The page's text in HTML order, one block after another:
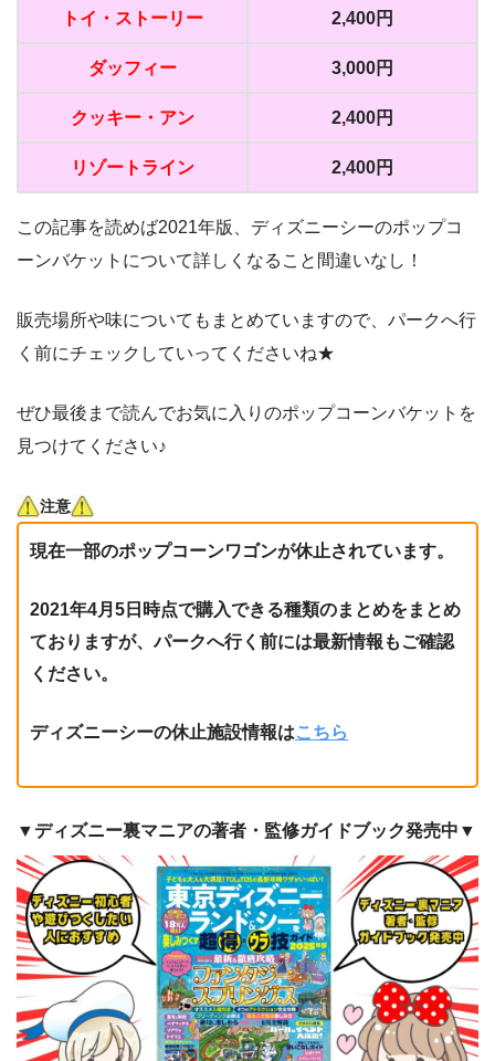
トイ・ストーリー 2,400円
ダッフィー 3,000円
クッキー・アン 2,400円
リゾートライン 2,400円
この記事を読めば2021年版、ディズニーシーのポップコ
ーンバケットについて詳しくなること間違いなし！
販売場所や味についてもまとめていますので、パークへ行
く前にチェックしていってくださいね★
ぜひ最後まで読んでお気に入りのポップコーンバケットを
見つけてください♪
注意
現在一部のポップコーンワゴンが休止されています。
2021年4月5日時点で購入できる種類のまとめをまとめ
ておりますが、パークへ行く前には最新情報もご確認
ください。
ディズニーシーの休止施設情報はこちら
▼ディズニー裏マニアの著者・監修ガイドブック発売中▼